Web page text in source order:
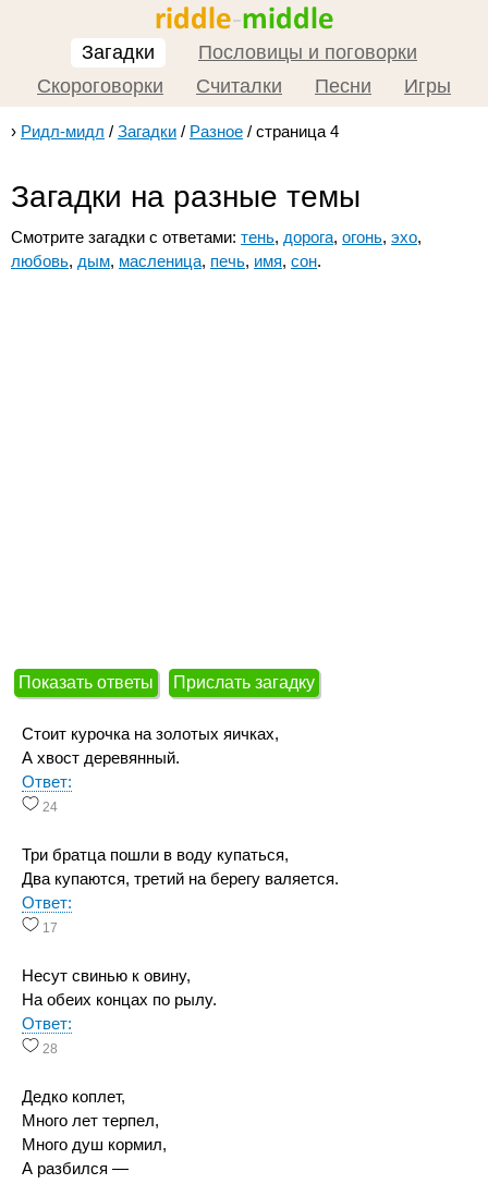
Загадки
Пословицы и поговорки
Скороговорки
Считалки Песни Игры
› Ридл-мидл / Загадки / Разное / страница 4
Загадки на разные темы
Смотрите загадки с ответами: тень, дорога, огонь, эхо,
любовь, дым, масленица, печь, имя, сон.
Показать ответы Прислать загадку
Стоит курочка на золотых яичках,
А хвост деревянный.
Ответ:
24
Три братца пошли в воду купаться,
Два купаются, третий на берегу валяется.
Ответ:
17
Несут свинью к овину,
На обеих концах по рылу.
Ответ:
28
Дедко коплет,
Много лет терпел,
Много душ кормил,
А разбился —